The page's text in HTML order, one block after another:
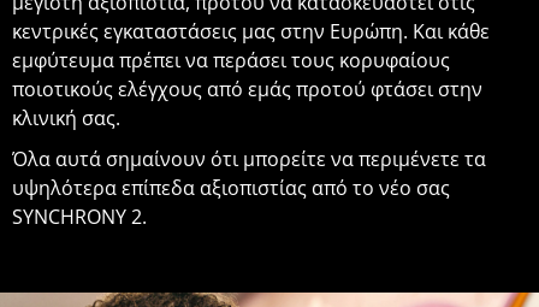
κεντρικές εγκαταστάσεις μας στην Ευρώπη. Και κάθε
εμφύτευμα πρέπει να περάσει τους κορυφαίους
ποιοτικούς ελέγχους από εμάς προτού φτάσει στην
κλινική σας.
Όλα αυτά σημαίνουν ότι μπορείτε να περιμένετε τα
υψηλότερα επίπεδα αξιοπιστίας από το νέο σας
SYNCHRONY 2.